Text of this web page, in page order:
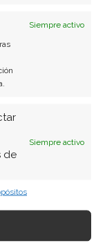
Siempre activo
de
Siempre activo